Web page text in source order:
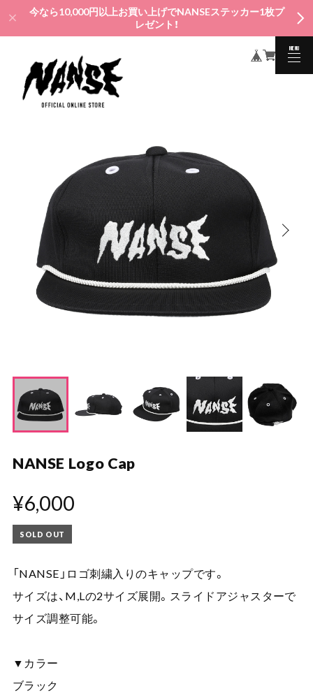
今なら10,000円以上お買い上げでNANSEステッカー1枚プ
レゼント！
MENU
CLOSE
NANSE Logo Cap
¥6,000
SOLD OUT
「NANSE」ロゴ刺繍入りのキャップです。
サイズは、M,Lの2サイズ展開。スライドアジャスターで
サイズ調整可能。
▼カラー
ブラック